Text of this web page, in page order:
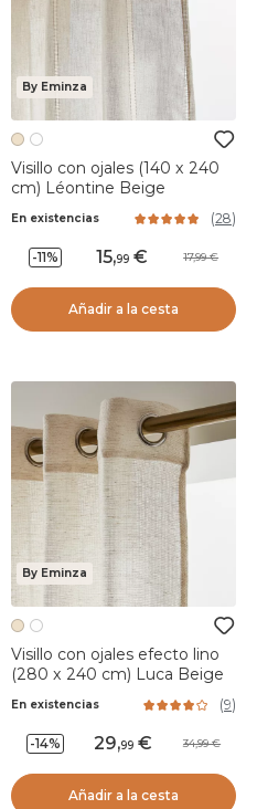
By Eminza
Visillo con ojales (140 x 240
cm) Léontine Beige
En existencias (28)
-11% 15,99 17,99
Añadir a la cesta
By Eminza
Visillo con ojales efecto lino
(280 x 240 cm) Luca Beige
En existencias (9)
-14% 29,99 34,99
Añadir a la cesta